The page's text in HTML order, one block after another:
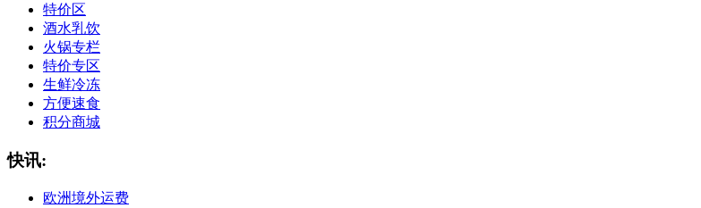
特价区
酒水乳饮
火锅专栏
特价专区
生鲜冷冻
方便速食
积分商城
快讯:
欧洲境外运费